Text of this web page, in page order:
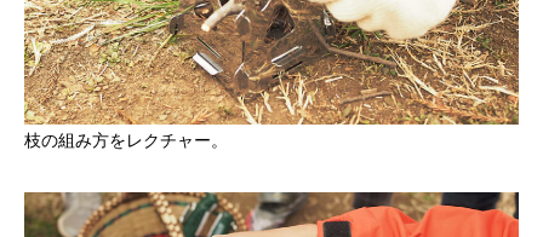
枝の組み方をレクチャー。